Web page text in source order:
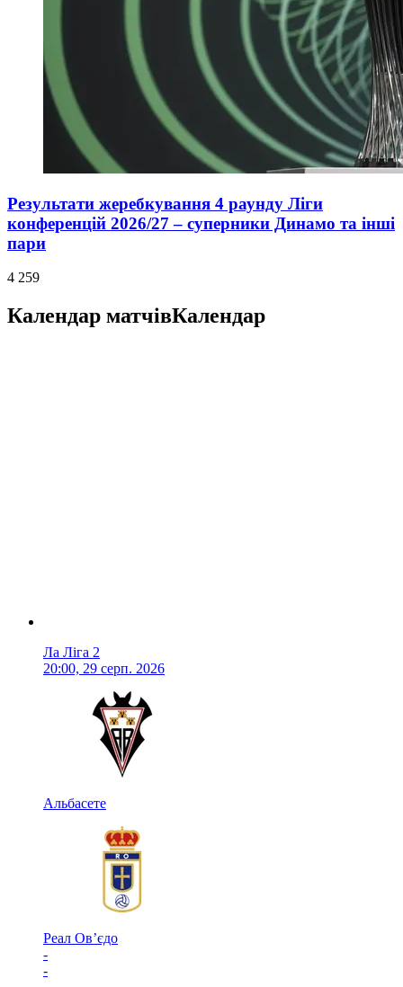
Результати жеребкування 4 раунду Ліги
конференцій 2026/27 – суперники Динамо та інші
пари
4 259
Календар матчівКалендар
Ла Ліга 2
20:00, 29 серп. 2026
Альбасете
Реал Ов’єдо
-
-